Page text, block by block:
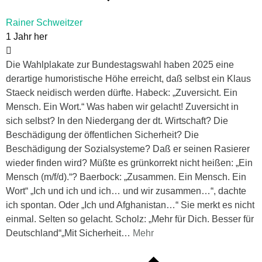
Rainer Schweitzer
1 Jahr her
Die Wahlplakate zur Bundestagswahl haben 2025 eine
derartige humoristische Höhe erreicht, daß selbst ein Klaus
Staeck neidisch werden dürfte. Habeck: „Zuversicht. Ein
Mensch. Ein Wort.“ Was haben wir gelacht! Zuversicht in
sich selbst? In den Niedergang der dt. Wirtschaft? Die
Beschädigung der öffentlichen Sicherheit? Die
Beschädigung der Sozialsysteme? Daß er seinen Rasierer
wieder finden wird? Müßte es grünkorrekt nicht heißen: „Ein
Mensch (m/f/d).“? Baerbock: „Zusammen. Ein Mensch. Ein
Wort“ „Ich und ich und ich… und wir zusammen…“, dachte
ich spontan. Oder „Ich und Afghanistan…“ Sie merkt es nicht
einmal. Selten so gelacht. Scholz: „Mehr für Dich. Besser für
Deutschland“„Mit Sicherheit… Mehr